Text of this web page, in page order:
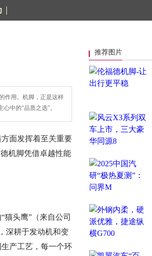
作用。机脚，正是这样
中的“品质之选”。
面发挥着至关重要
机脚凭借卓越性能
头鹰”（来自公司
深耕于发动机和变
产工艺，每一个环
推荐图片